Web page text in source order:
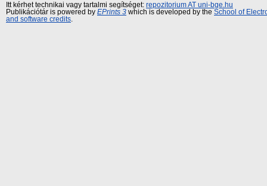
Itt kérhet technikai vagy tartalmi segítséget: repozitorium AT uni-bge.hu
Publikációtár is powered by EPrints 3 which is developed by the School of
and software credits